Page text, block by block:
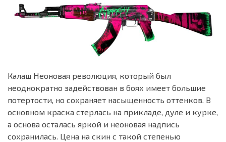
Калаш Неоновая революция, который был
неоднократно задействован в боях имеет большие
потертости, но сохраняет насыщенность оттенков. В
основном краска стерлась на прикладе, дуле и курке,
а основа осталась яркой и неоновая надпись
сохранилась. Цена на скин с такой степенью